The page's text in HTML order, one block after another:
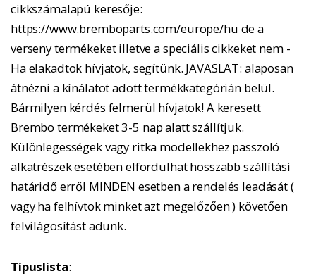
cikkszámalapú keresője:
https://www.bremboparts.com/europe/hu de a
verseny termékeket illetve a speciális cikkeket nem -
Ha elakadtok hívjatok, segítünk. JAVASLAT: alaposan
átnézni a kínálatot adott termékkategórián belül.
Bármilyen kérdés felmerül hívjatok! A keresett
Brembo termékeket 3-5 nap alatt szállítjuk.
Különlegességek vagy ritka modellekhez passzoló
alkatrészek esetében elfordulhat hosszabb szállítási
határidő erről MINDEN esetben a rendelés leadását (
vagy ha felhívtok minket azt megelőzően ) követően
felvilágosítást adunk.
Típuslista: